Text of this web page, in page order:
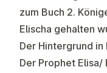
zum Buch 2.
Elischa gehalten
Der Hintergrund in
Der Prophet Elisa/